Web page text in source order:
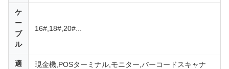
ケ
ー
ブ
ル
16#,18#,20#...
適
現金機,POSターミナル,モニター,バーコードスキャナ